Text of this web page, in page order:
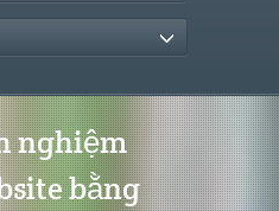
nghiệm
bằng